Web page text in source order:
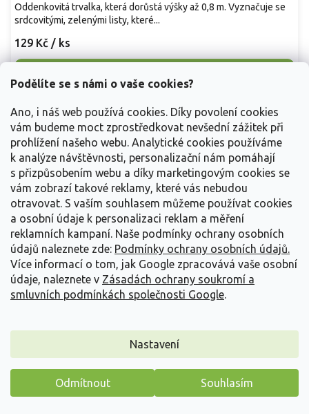
Podělíte se s námi o vaše cookies?
Ano, i náš web používá cookies. Díky povolení cookies
vám budeme moct zprostředkovat nevšední zážitek při
prohlížení našeho webu. Analytické cookies používáme
k analýze návštěvnosti, personalizační nám pomáhají
s přizpůsobením webu a díky marketingovým cookies se
vám zobrazí takové reklamy, které vás nebudou
otravovat. S vaším souhlasem můžeme používat cookies
a osobní údaje k personalizaci reklam a měření
reklamních kampaní. Naše podmínky ochrany osobních
údajů naleznete zde: Podmínky ochrany osobních údajů.
Více informací o tom, jak Google zpracovává vaše osobní
údaje, naleznete v Zásadách ochrany soukromí a
smluvních podmínkách společnosti Google.
Nastavení
Odmítnout Souhlasím
129 Kč / ks
Oddenkovitá trvalka, která dorůstá výšky až 0,8 m. Vyznačuje se
srdcovitými, zelenými listy, které...
Typha minima
Druh rostliny patřící do čeledi Typhaceae. Jedná se o menší a
Máme pro vás malý dárek